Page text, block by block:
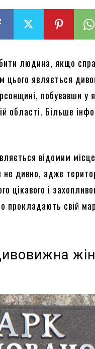
людина, якщо
являється
побувавши у
області. Більше
відомим
не дивно, адже
цікавого і
прокладають свій